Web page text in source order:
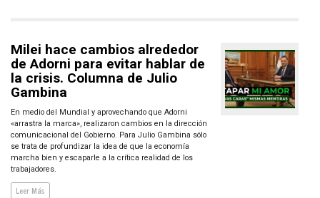
Milei hace cambios alrededor
de Adorni para evitar hablar de
la crisis. Columna de Julio
Gambina
En medio del Mundial y aprovechando que Adorni
«arrastra la marca», realizaron cambios en la dirección
comunicacional del Gobierno. Para Julio Gambina sólo
se trata de profundizar la idea de que la economía
marcha bien y escaparle a la crítica realidad de los
trabajadores.
Leer Más